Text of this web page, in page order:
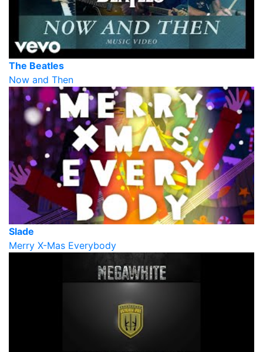
The Beatles
Now and Then
Slade
Merry X-Mas Everybody